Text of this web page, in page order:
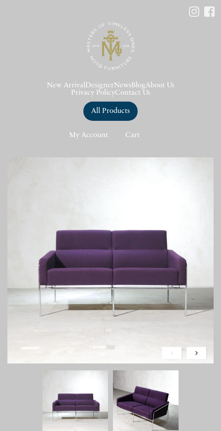
New Arrival DesignerNews BlogAbout Us
Privacy PolicyContact Us
All Products
My Account Cart